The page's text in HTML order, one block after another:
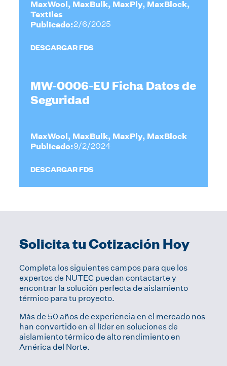
MaxWool, MaxBulk, MaxPly, MaxBlock,
Textiles
Publicado:2/6/2025
DESCARGAR FDS
MW-0006-EU Ficha Datos de
Seguridad
MaxWool, MaxBulk, MaxPly, MaxBlock
Publicado:9/2/2024
DESCARGAR FDS
Solicita tu Cotización Hoy
Completa los siguientes campos para que los
expertos de NUTEC puedan contactarte y
encontrar la solución perfecta de aislamiento
térmico para tu proyecto.
Más de 50 años de experiencia en el mercado nos
han convertido en el líder en soluciones de
aislamiento térmico de alto rendimiento en
América del Norte.